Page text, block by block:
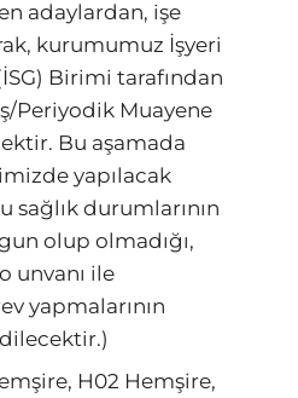
adaylardan, işe
kurumumuz İşyeri
Birimi tarafından
Periyodik Muayene
Bu aşamada
yapılacak
sağlık durumlarının
olup olmadığı,
unvanı ile
yapmalarının
H02 Hemşire,